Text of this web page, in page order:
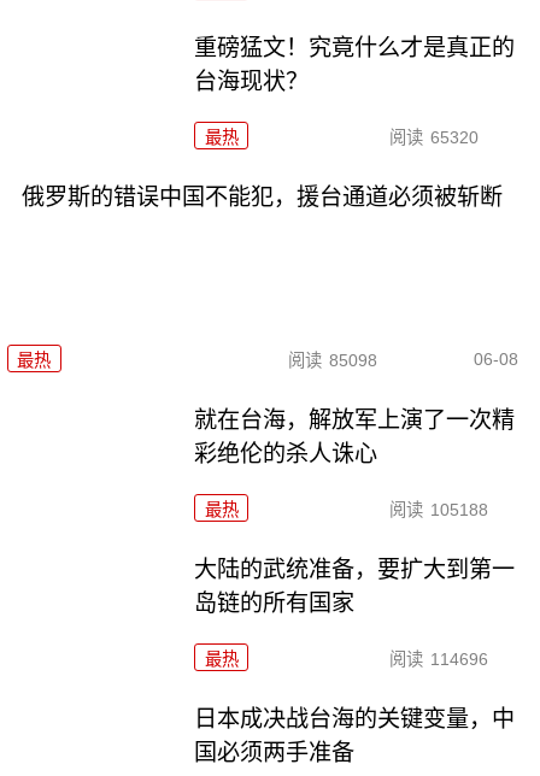
重磅猛文！究竟什么才是真正的
台海现状？
最热 阅读 65320
俄罗斯的错误中国不能犯，援台通道必须被斩断
最热 阅读 85098 06-08
就在台海，解放军上演了一次精
彩绝伦的杀人诛心
最热 阅读 105188
大陆的武统准备，要扩大到第一
岛链的所有国家
最热 阅读 114696
日本成决战台海的关键变量，中
国必须两手准备